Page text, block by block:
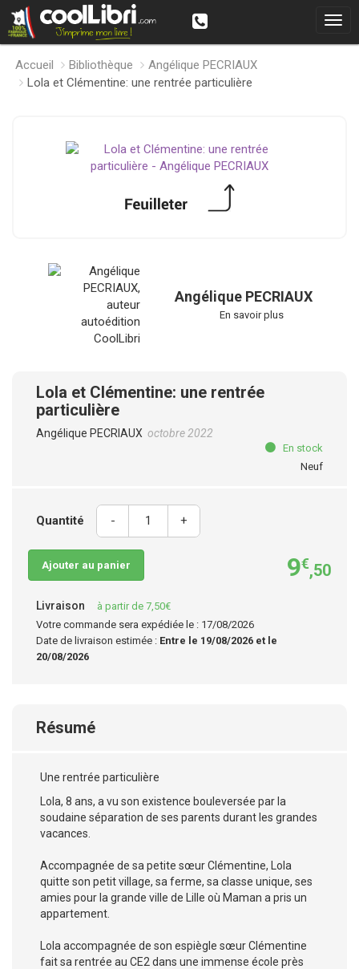
Accueil Bibliothèque
Angélique PECRIAUX
Lola et Clémentine: une rentrée particulière
Angélique PECRIAUX
En savoir plus
Lola et Clémentine: une rentrée
particulière
Angélique PECRIAUX octobre 2022
En stock
Neuf
Quantité - +
Ajouter au panier 9€,50
Livraison
à partir de 7,50€
Votre commande sera expédiée le : 17/08/2026
Date de livraison estimée : Entre le 19/08/2026 et le
20/08/2026
Résumé
Une rentrée particulière
Lola, 8 ans, a vu son existence bouleversée par la
soudaine séparation de ses parents durant les grandes
vacances.
Accompagnée de sa petite sœur Clémentine, Lola
quitte son petit village, sa ferme, sa classe unique, ses
amies pour la grande ville de Lille où Maman a pris un
appartement.
Lola accompagnée de son espiègle sœur Clémentine
fait sa rentrée au CE2 dans une immense école près